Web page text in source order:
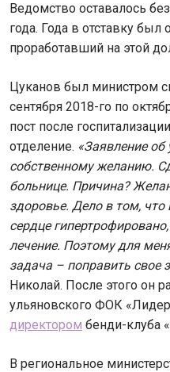
Ведомство оставалось
года. Года в отставку
проработавший на этой
Цуканов был министром
сентября 2018-го по
пост после
отделение. «Заявление об
собственному желанию.
больнице. Причина?
здоровье. Дело в том, что
сердце
лечение. Поэтому для
задача – поправить свое
Николай. После этого он
ульяновского ФОК
директором бенди-клуба
В региональное